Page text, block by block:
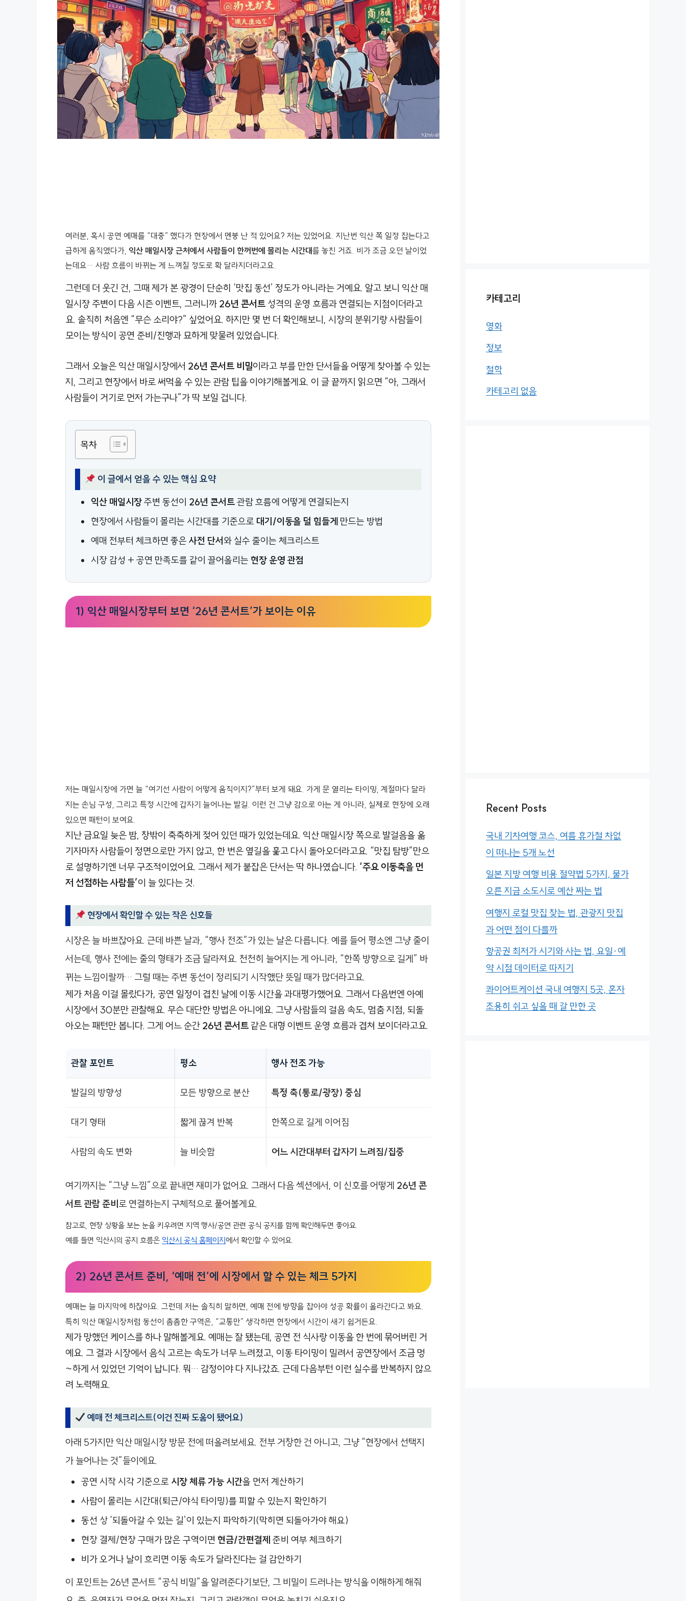
여러분, 혹시 공연 예매를 “대충” 했다가 현장에서 멘붕 난 적 있어요? 저는 있었어요. 지난번 익산 쪽 일정 잡는다고
급하게 움직였다가, 익산 매일시장 근처에서 사람들이 한꺼번에 몰리는 시간대를 놓친 거죠. 비가 조금 오던 날이었
는데요… 사람 흐름이 바뀌는 게 느껴질 정도로 확 달라지더라고요.
그런데 더 웃긴 건, 그때 제가 본 광경이 단순히 ‘맛집 동선’ 정도가 아니라는 거예요. 알고 보니 익산 매
일시장 주변이 다음 시즌 이벤트, 그러니까 26년 콘서트 성격의 운영 흐름과 연결되는 지점이더라고
요. 솔직히 처음엔 “무슨 소리야?” 싶었어요. 하지만 몇 번 더 확인해보니, 시장의 분위기랑 사람들이
모이는 방식이 공연 준비/진행과 묘하게 맞물려 있었습니다.
그래서 오늘은 익산 매일시장에서 26년 콘서트 비밀이라고 부를 만한 단서들을 어떻게 찾아볼 수 있는
지, 그리고 현장에서 바로 써먹을 수 있는 관람 팁을 이야기해볼게요. 이 글 끝까지 읽으면 “아, 그래서
사람들이 거기로 먼저 가는구나”가 딱 보일 겁니다.
목차
이 글에서 얻을 수 있는 핵심 요약
익산 매일시장주변 동선이 26년 콘서트관람 흐름에 어떻게 연결되는지
현장에서 사람들이 몰리는 시간대를 기준으로 대기/이동을 덜 힘들게 만드는 방법
예매 전부터 체크하면 좋은사전 단서 와 실수 줄이는 체크리스트
시장 감성 + 공연 만족도를 같이 끌어올리는현장 운영 관점
1) 익산 매일시장부터 보면 ‘26년 콘서트’가 보이는 이유
저는 매일시장에 가면 늘 “여기선 사람이 어떻게 움직이지?”부터 보게 돼요. 가게 문 열리는 타이밍, 계절마다 달라
지는 손님 구성, 그리고 특정 시간에 갑자기 늘어나는 발길. 이런 건 그냥 감으로 아는 게 아니라, 실제로 현장에 오래
있으면 패턴이 보여요.
지난 금요일 늦은 밤, 창밖이 축축하게 젖어 있던 때가 있었는데요. 익산 매일시장 쪽으로 발걸음을 옮
기자마자 사람들이 정면으로만 가지 않고, 한 번은 옆길을 훑고 다시 돌아오더라고요. “맛집 탐방”만으
로 설명하기엔 너무 구조적이었어요. 그래서 제가 붙잡은 단서는 딱 하나였습니다. ‘주요 이동축을 먼
저 선점하는 사람들’이 늘 있다는 것.
현장에서 확인할 수 있는 작은 신호들
시장은 늘 바쁘잖아요. 근데 바쁜 날과, “행사 전조”가 있는 날은 다릅니다. 예를 들어 평소엔 그냥 줄이
서는데, 행사 전에는 줄의 형태가 조금 달라져요. 천천히 늘어지는 게 아니라, “한쪽 방향으로 길게” 바
뀌는 느낌이랄까… 그럴 때는 주변 동선이 정리되기 시작했단 뜻일 때가 많더라고요.
제가 처음 이걸 몰랐다가, 공연 일정이 겹친 날에 이동 시간을 과대평가했어요. 그래서 다음번엔 아예
시장에서 30분만 관찰해요. 무슨 대단한 방법은 아니에요. 그냥 사람들의 걸음 속도, 멈춤 지점, 되돌
아오는 패턴만 봅니다. 그게 어느 순간 26년 콘서트 같은 대형 이벤트 운영 흐름과 겹쳐 보이더라고요.
관찰 포인트 평소 행사 전조 가능
발길의 방향성 모든 방향으로 분산 특정 축(통로/광장) 중심
대기 형태 짧게 끊겨 반복 한쪽으로 길게 이어짐
사람의 속도 변화 늘 비슷함 어느 시간대부터 갑자기 느려짐/집중
여기까지는 “그냥 느낌”으로 끝내면 재미가 없어요. 그래서 다음 섹션에서, 이 신호를 어떻게 26년 콘
서트 관람 준비로 연결하는지 구체적으로 풀어볼게요.
참고로, 현장 상황을 보는 눈을 키우려면 지역 행사/공연 관련 공식 공지를 함께 확인해두면 좋아요.
예를 들면 익산시의 공지 흐름은 익산시 공식 홈페이지에서 확인할 수 있어요.
2) 26년 콘서트 준비, ‘예매 전’에 시장에서 할 수 있는 체크 5가지
예매는 늘 마지막에 하잖아요. 그런데 저는 솔직히 말하면, 예매 전에 방향을 잡아야 성공 확률이 올라간다고 봐요.
특히 익산 매일시장처럼 동선이 촘촘한 구역은, “교통만” 생각하면 현장에서 시간이 새기 쉽거든요.
제가 망했던 케이스를 하나 말해볼게요. 예매는 잘 됐는데, 공연 전 식사랑 이동을 한 번에 묶어버린 거
예요. 그 결과 시장에서 음식 고르는 속도가 너무 느려졌고, 이동 타이밍이 밀려서 공연장에서 조금 멍
~하게 서 있었던 기억이 납니다. 뭐… 감정이야 다 지나갔죠. 근데 다음부턴 이런 실수를 반복하지 않으
려 노력해요.
예매 전 체크리스트(이건 진짜 도움이 됐어요)
아래 5가지만 익산 매일시장 방문 전에 떠올려보세요. 전부 거창한 건 아니고, 그냥 “현장에서 선택지
가 늘어나는 것”들이에요.
공연 시작 시각 기준으로 시장 체류 가능 시간을 먼저 계산하기
사람이 몰리는 시간대(퇴근/야식 타이밍)를 피할 수 있는지 확인하기
동선 상 ‘되돌아갈 수 있는 길’이 있는지 파악하기(막히면 되돌아가야 해요)
현장 결제/현장 구매가 많은 구역이면현금/간편결제 준비 여부 체크하기
비가 오거나 날이 흐리면 이동 속도가 달라진다는 걸 감안하기
이 포인트는 26년 콘서트 “공식 비밀”을 알려준다기보단, 그 비밀이 드러나는 방식을 이해하게 해줘
카테고리
영화
정보
철학
카테고리 없음
Recent Posts
국내 기차여행 코스, 여름 휴가철 차없
이 떠나는 5개 노선
일본 지방 여행 비용 절약법 5가지, 물가
오른 지금 소도시로 예산 짜는 법
여행지 로컬 맛집 찾는 법, 관광지 맛집
과 어떤 점이 다를까
항공권 최저가 시기와 사는 법, 요일·예
약 시점 데이터로 따지기
콰이어트케이션 국내 여행지 5곳, 혼자
조용히 쉬고 싶을 때 갈 만한 곳